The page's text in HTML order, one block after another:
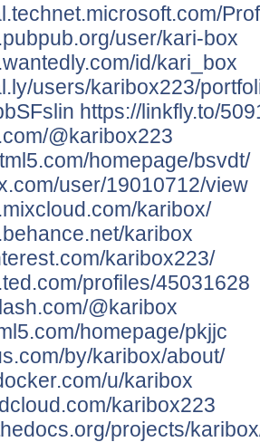
user/kari-box
id/kari_box
users/karibox223/
https://linkfly.to/
@karibox223
homepage/bsvdt/
user/19010712/view
karibox/
karibox
karibox223/
profiles/45031628
@karibox
homepage/pkjjc
by/karibox/about/
u/karibox
karibox223
projects/